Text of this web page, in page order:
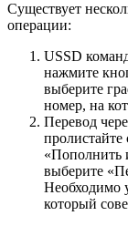
Существует
операции:
USSD
нажмите
выберите
номер, на
Перевод
«Пополнить
выберите
Необходимо
который